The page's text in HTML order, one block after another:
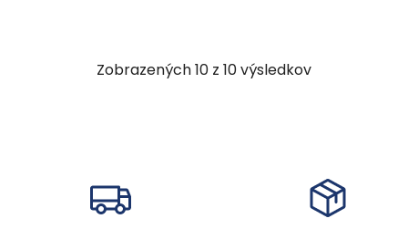
Zobrazených10 z 10výsledkov